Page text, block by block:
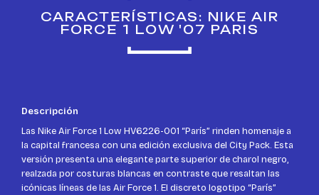
CARACTERÍSTICAS: NIKE AIR
FORCE 1 LOW '07 PARIS
Descripción
Las Nike Air Force 1 Low HV6226-001 “París” rinden homenaje a
la capital francesa con una edición exclusiva del City Pack. Esta
versión presenta una elegante parte superior de charol negro,
realzada por costuras blancas en contraste que resaltan las
icónicas líneas de las Air Force 1. El discreto logotipo “París”